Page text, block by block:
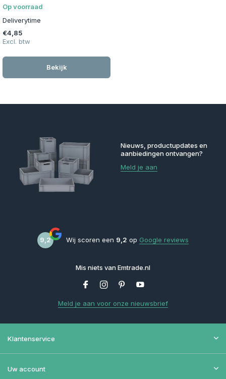
Op voorraad
Deliverytime
€4,85
Excl. btw
Bekijk
Nieuws, productupdates en
aanbiedingen ontvangen?
Meld je aan
9,2 Wij scoren een 9,2 op Google reviews
Mis niets van Emtrade.nl
Meld je aan voor onze nieuwsbrief
Klantenservice
Uw account